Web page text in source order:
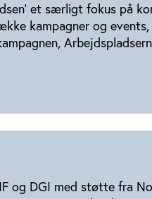
et særligt fokus på
kampagner og events,
og DGI med støtte fra